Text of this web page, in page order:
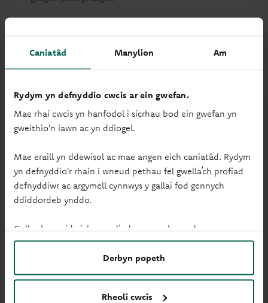
Caniatâd Manylion Am
Rydym yn defnyddio cwcis ar ein gwefan.
Mae rhai cwcis yn hanfodol i sicrhau bod ein gwefan yn
gweithio'n iawn ac yn ddiogel.
Mae eraill yn ddewisol ac mae angen eich caniatâd. Rydym
yn defnyddio'r rhain i wneud pethau fel gwella’ch profiad
defnyddiwr ac argymell cynnwys y gallai fod gennych
ddiddordeb ynddo.
Gallwch newid eich gosodiadau ar unrhyw adeg.
Derbyn popeth
Rheoli cwcis
Mynediad cadeiriau olwyn
Dolen sain